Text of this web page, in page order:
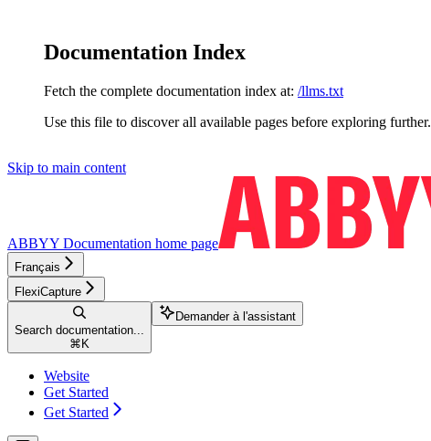
Documentation Index
Fetch the complete documentation index at: /llms.txt
Use this file to discover all available pages before exploring further.
Skip to main content
ABBYY Documentation home page
Français
FlexiCapture
Search documentation...
⌘ K
Demander à l'assistant
Website
Get Started
Get Started